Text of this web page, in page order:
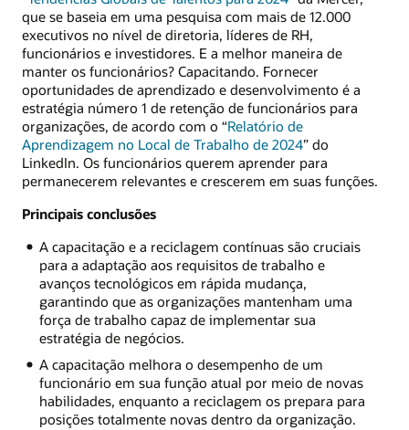
que se baseia em uma pesquisa com mais de 12.000
executivos no nível de diretoria, líderes de RH,
funcionários e investidores. E a melhor maneira de
manter os funcionários? Capacitando. Fornecer
oportunidades de aprendizado e desenvolvimento é a
estratégia número 1 de retenção de funcionários para
organizações, de acordo com o “Relatório de
Aprendizagem no Local de Trabalho de 2024” do
LinkedIn. Os funcionários querem aprender para
permanecerem relevantes e crescerem em suas funções.
Principais conclusões
A capacitação e a reciclagem contínuas são cruciais
para a adaptação aos requisitos de trabalho e
avanços tecnológicos em rápida mudança,
garantindo que as organizações mantenham uma
força de trabalho capaz de implementar sua
estratégia de negócios.
A capacitação melhora o desempenho de um
funcionário em sua função atual por meio de novas
habilidades, enquanto a reciclagem os prepara para
posições totalmente novas dentro da organização.